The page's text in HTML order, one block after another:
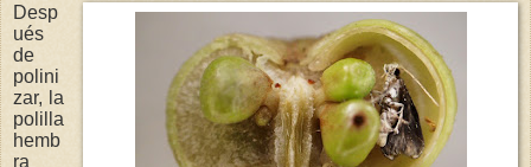
Desp
ués
de
polini
zar, la
polilla
hemb
ra